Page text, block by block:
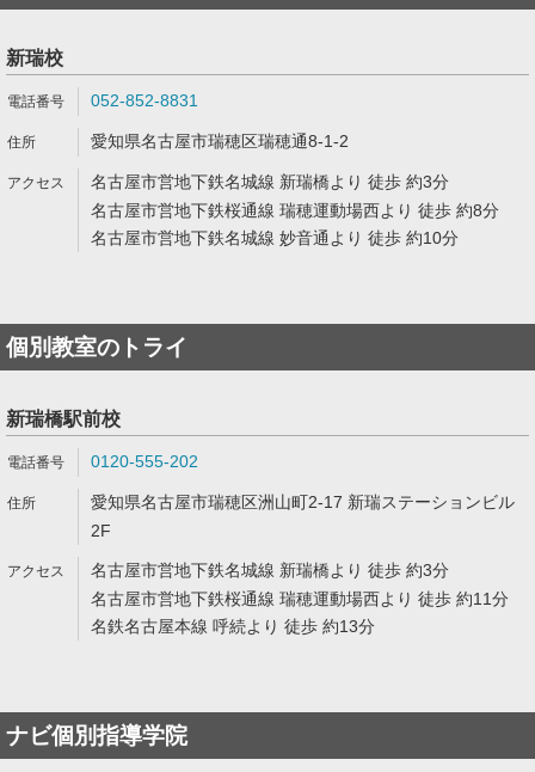
新瑞校
052-852-8831
愛知県名古屋市瑞穂区瑞穂通8-1-2
名古屋市営地下鉄名城線 新瑞橋より 徒歩 約3分
名古屋市営地下鉄桜通線 瑞穂運動場西より 徒歩 約8分
名古屋市営地下鉄名城線 妙音通より 徒歩 約10分
個別教室のトライ
新瑞橋駅前校
0120-555-202
愛知県名古屋市瑞穂区洲山町2-17 新瑞ステーションビル
2F
名古屋市営地下鉄名城線 新瑞橋より 徒歩 約3分
名古屋市営地下鉄桜通線 瑞穂運動場西より 徒歩 約11分
名鉄名古屋本線 呼続より 徒歩 約13分
ナビ個別指導学院